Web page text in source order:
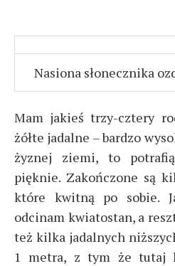
Nasiona słonecznika
Mam jakieś trzy-cztery
żółte jadalne – bardzo
żyznej ziemi, to potrafią
pięknie. Zakończone są
które kwitną po sobie.
odcinam kwiatostan, a
też kilka jadalnych
1 metra, z tym że tutaj